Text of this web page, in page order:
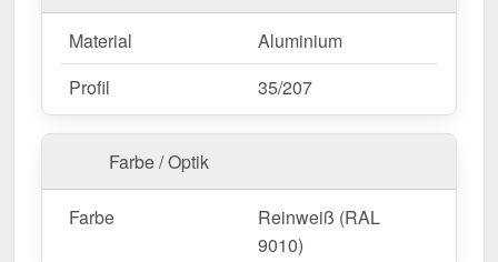
Material
Aluminium
Profil
35/207
Farbe / Optik
Farbe
Reinweiß (RAL
9010)